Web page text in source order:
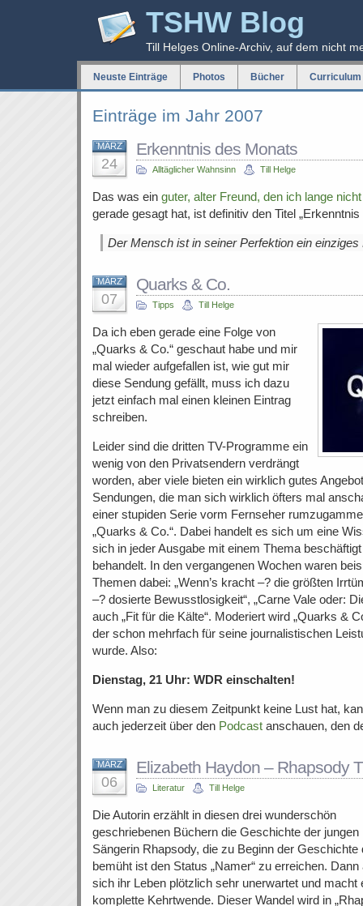
TSHW Blog
Till Helges Online-Archiv, auf dem nicht
Neuste Einträge Photos Bücher
Einträge im Jahr 2007
MÄRZ
24
Erkenntnis des Monats
Alltäglicher Wahnsinn Till Helge
Das was ein guter, alter Freund, den ich lange
gerade gesagt hat, ist definitiv den Titel
Der Mensch ist in seiner Perfektion ein einziges
MÄRZ
07
Quarks & Co.
Tipps Till Helge
Da ich eben gerade eine Folge von
„Quarks & Co.“ geschaut habe und mir
mal wieder aufgefallen ist, wie gut mir
diese Sendung gefällt, muss ich dazu
jetzt einfach mal einen kleinen Eintrag
schreiben.
Leider sind die dritten TV-Programme ein
wenig von den Privatsendern verdrängt
worden, aber viele bieten ein wirklich gutes
Sendungen, die man sich wirklich öfters mal
einer stupiden Serie vorm Fernseher
„Quarks & Co.“. Dabei handelt es sich um eine
sich in jeder Ausgabe mit einem Thema
behandelt. In den vergangenen Wochen waren
Themen dabei: „Wenn’s kracht –? die größten
–? dosierte Bewusstlosigkeit“, „Carne Vale oder:
auch „Fit für die Kälte“. Moderiert wird „Quarks &
der schon mehrfach für seine journalistischen
wurde. Also:
Dienstag, 21 Uhr: WDR einschalten!
Wenn man zu diesem Zeitpunkt keine Lust hat,
auch jederzeit über den Podcast anschauen, den
MÄRZ
06
Elizabeth Haydon – Rhapsody
Literatur Till Helge
Die Autorin erzählt in diesen drei wunderschön
geschriebenen Büchern die Geschichte der jungen
Sängerin Rhapsody, die zu Beginn der Geschichte
bemüht ist den Status „Namer“ zu erreichen. Dann
sich ihr Leben plötzlich sehr unerwartet und macht
komplette Kehrtwende. Dieser Wandel wird in